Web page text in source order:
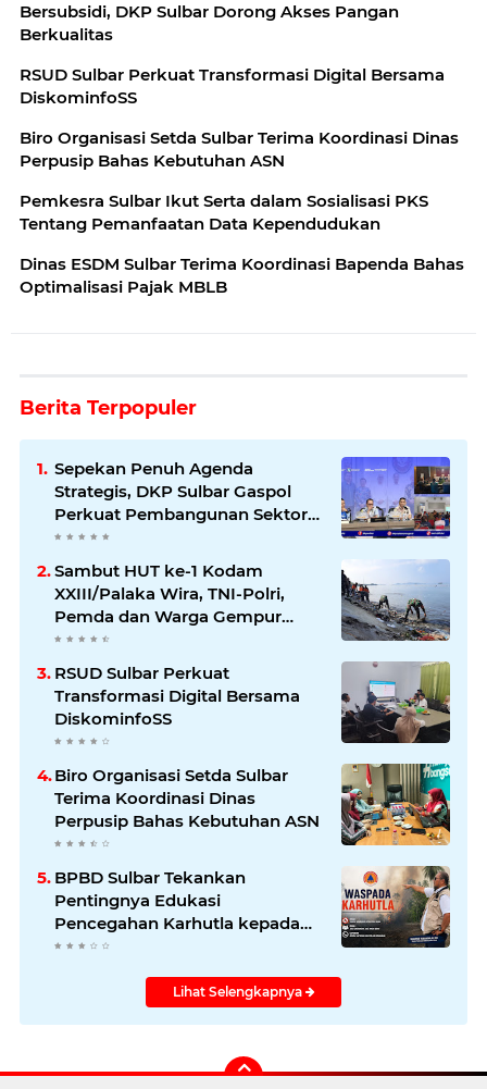
Bersubsidi, DKP Sulbar Dorong Akses Pangan
Berkualitas
RSUD Sulbar Perkuat Transformasi Digital Bersama
DiskominfoSS
Biro Organisasi Setda Sulbar Terima Koordinasi Dinas
Perpusip Bahas Kebutuhan ASN
Pemkesra Sulbar Ikut Serta dalam Sosialisasi PKS
Tentang Pemanfaatan Data Kependudukan
Dinas ESDM Sulbar Terima Koordinasi Bapenda Bahas
Optimalisasi Pajak MBLB
Berita Terpopuler
Sepekan Penuh Agenda
Strategis, DKP Sulbar Gaspol
Perkuat Pembangunan Sektor
Kelautan dan Perikanan
Sambut HUT ke-1 Kodam
XXIII/Palaka Wira, TNI-Polri,
Pemda dan Warga Gempur
Sampah di Pantai Bahari
RSUD Sulbar Perkuat
Transformasi Digital Bersama
DiskominfoSS
Biro Organisasi Setda Sulbar
Terima Koordinasi Dinas
Perpusip Bahas Kebutuhan ASN
BPBD Sulbar Tekankan
Pentingnya Edukasi
Pencegahan Karhutla kepada
Masyarakat
Lihat Selengkapnya